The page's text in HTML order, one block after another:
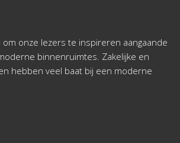
om onze lezers te inspireren aangaande
binnenruimtes. Zakelijke en
hebben veel baat bij een moderne